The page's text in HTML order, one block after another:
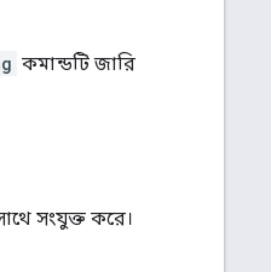
কমান্ডটি জারি
সংযুক্ত করে।